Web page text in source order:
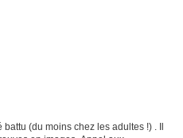
(du moins chez les adultes !) . Il